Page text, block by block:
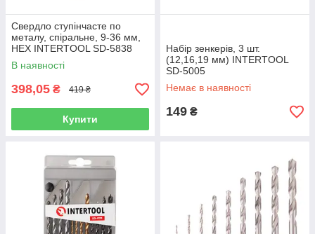
Свердло ступінчасте по
металу, спіральне, 9-36 мм,
HEX INTERTOOL SD-5838
В наявності
398,05 ₴ 419 ₴
Купити
Набір зенкерів, 3 шт.
(12,16,19 мм) INTERTOOL
SD-5005
Немає в наявності
149 ₴